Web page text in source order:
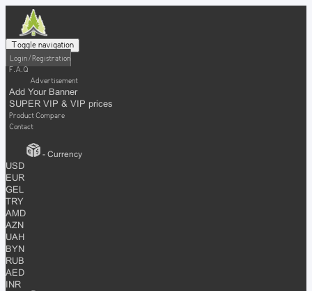
Toggle navigation
Login / Registration
F.A.Q
Advertisement
Add Your Banner
SUPER VIP & VIP prices
Product Compare
Contact
- Currency
USD
EUR
GEL
TRY
AMD
AZN
UAH
BYN
RUB
AED
INR